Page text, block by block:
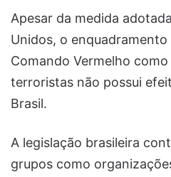
Apesar da medida
Unidos, o enquadramento
Comando Vermelho
terroristas não possui
Brasil.
A legislação brasileira
grupos como